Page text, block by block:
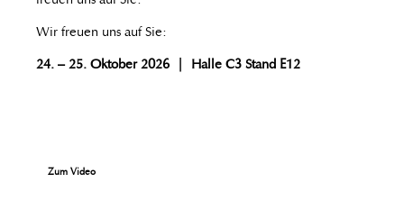
Wir freuen uns auf Sie:
24. – 25. Oktober 2026 | Halle C3 Stand E12
Zum Video